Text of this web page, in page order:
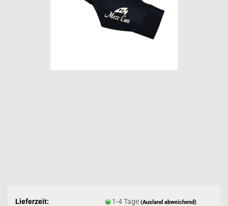
Lieferzeit: 1-4 Tage (Ausland abweichend)